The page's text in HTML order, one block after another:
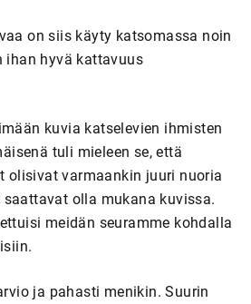
on siis käyty katsomassa noin
ihan hyvä kattavuus
kuvia katselevien ihmisten
tuli mieleen se, että
olisivat varmaankin juuri nuoria
olla mukana kuvissa.
meidän seuramme kohdalla
ja pahasti menikin. Suurin